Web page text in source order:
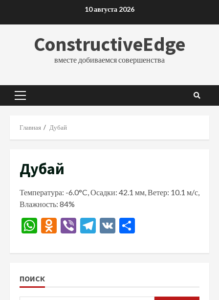
10 августа 2026
ConstructiveEdge
вместе добиваемся совершенства
Основное
Главная Дубай
Дубай
Температура: -6.0°C, Осадки: 42.1 мм, Ветер: 10.1 м/с,
Влажность: 84%
WhatsApp
Odnoklassniki
ViberTelegram
VK
ПОИСК